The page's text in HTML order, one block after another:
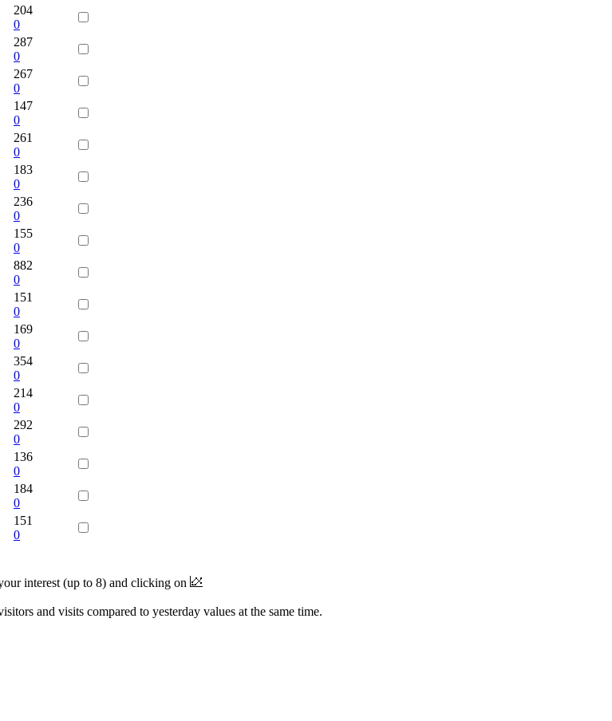
204
0
287
0
267
0
147
0
261
0
183
0
236
0
155
0
882
0
151
0
169
0
354
0
214
0
292
0
136
0
184
0
151
0
interest (up to 8) and clicking on
and visits compared to yesterday values at the same time.